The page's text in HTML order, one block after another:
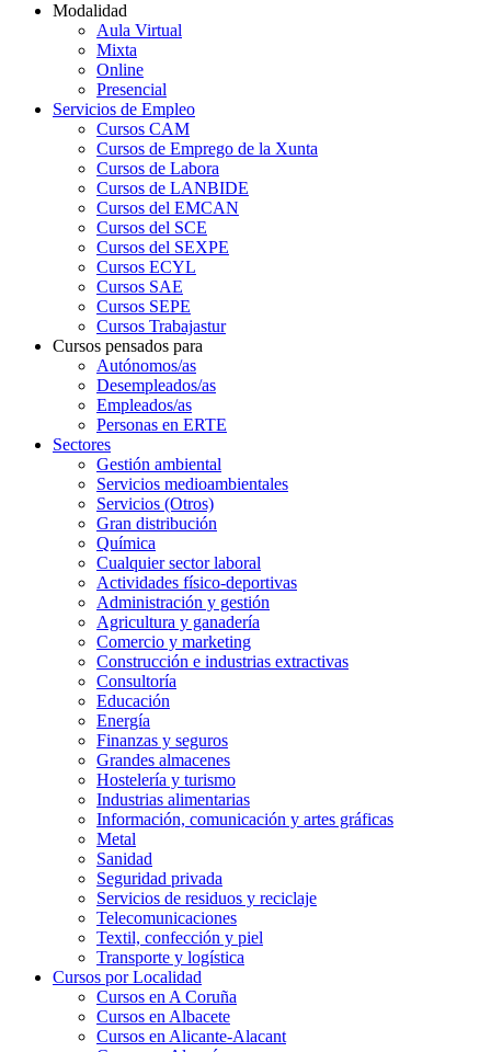
Modalidad
Aula Virtual
Mixta
Online
Presencial
Servicios de Empleo
Cursos CAM
Cursos de Emprego de la Xunta
Cursos de Labora
Cursos de LANBIDE
Cursos del EMCAN
Cursos del SCE
Cursos del SEXPE
Cursos ECYL
Cursos SAE
Cursos SEPE
Cursos Trabajastur
Cursos pensados para
Autónomos/as
Desempleados/as
Empleados/as
Personas en ERTE
Sectores
Gestión ambiental
Servicios medioambientales
Servicios (Otros)
Gran distribución
Química
Cualquier sector laboral
Actividades físico-deportivas
Administración y gestión
Agricultura y ganadería
Comercio y marketing
Construcción e industrias extractivas
Consultoría
Educación
Energía
Finanzas y seguros
Grandes almacenes
Hostelería y turismo
Industrias alimentarias
Información, comunicación y artes gráficas
Metal
Sanidad
Seguridad privada
Servicios de residuos y reciclaje
Telecomunicaciones
Textil, confección y piel
Transporte y logística
Cursos por Localidad
Cursos en A Coruña
Cursos en Albacete
Cursos en Alicante-Alacant